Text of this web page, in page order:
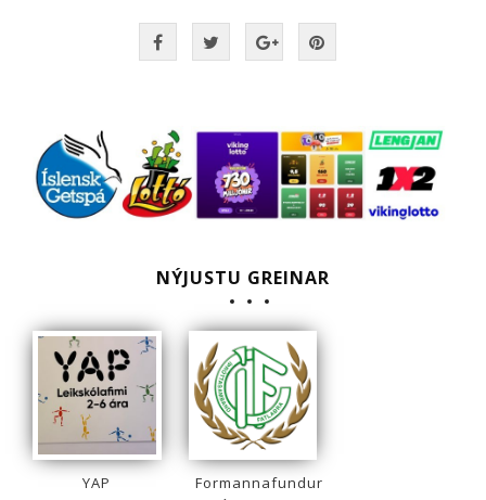
NÝJUSTU GREINAR
YAP
Formannafundur